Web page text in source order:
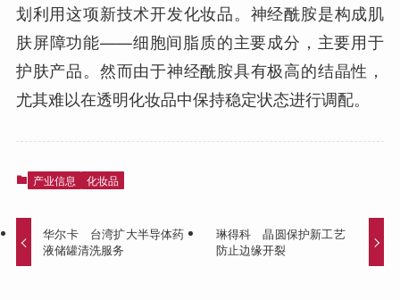
划利用这项新技术开发化妆品。神经酰胺是构成肌
肤屏障功能——细胞间脂质的主要成分，主要用于
护肤产品。然而由于神经酰胺具有极高的结晶性，
尤其难以在透明化妆品中保持稳定状态进行调配。
产业信息 化妆品
华尔卡 台湾扩大半导体药
液储罐清洗服务
琳得科 晶圆保护新工艺
防止边缘开裂